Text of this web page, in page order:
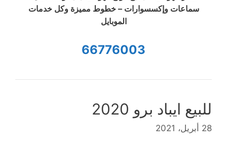
سماعات وإكسسوارات – خطوط مميزة وكل خدمات
الموبايل
66776003
للبيع ايباد برو 2020
28 أبريل، 2021